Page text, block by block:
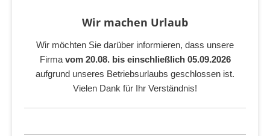
Wir machen Urlaub
Wir möchten Sie darüber informieren, dass unsere
Firma vom 20.08. bis einschließlich 05.09.2026
aufgrund unseres Betriebsurlaubs geschlossen ist.
Vielen Dank für Ihr Verständnis!